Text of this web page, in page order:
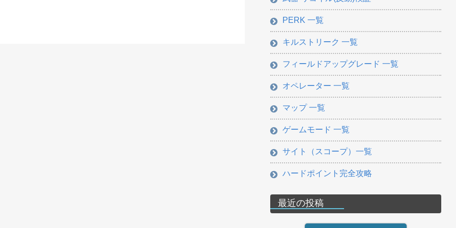
PERK 一覧
キルストリーク 一覧
フィールドアップグレード 一覧
オペレーター 一覧
マップ 一覧
ゲームモード 一覧
サイト（スコープ）一覧
ハードポイント完全攻略
最近の投稿